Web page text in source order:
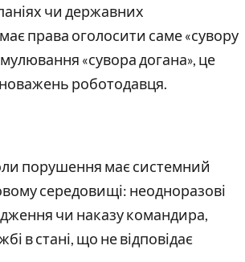
чи державних
права оголосити саме «сувору
«сувора догана», це
роботодавця.
порушення має системний
середовищі: неодноразові
чи наказу командира,
в стані, що не відповідає